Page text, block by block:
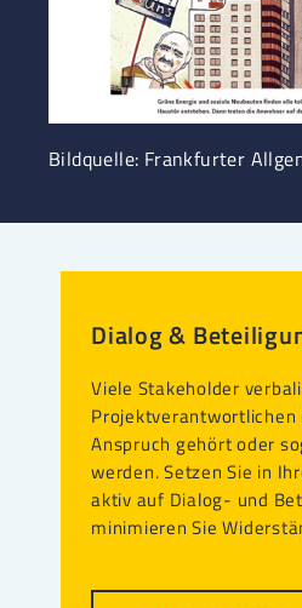
Bildquelle: Frankfurter
Dialog &
Viele Stakeholder
Anspruch gehört oder
werden. Setzen Sie in
aktiv auf Dialog- und
minimieren Sie